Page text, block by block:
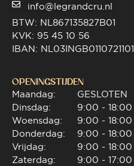
info@legrandcru.nl
BTW: NL867135827B01
KVK: 95 45 10 56
IBAN: NL03INGB0110721101
OPENINGSTIJDEN
Maandag:
Dinsdag:
Woensdag:
Donderdag:
Vrijdag:
Zaterdag:
GESLOTEN
9:00 - 18:00
9:00 - 18:00
9:00 - 18:00
9:00 - 18:00
9:00 - 17:00